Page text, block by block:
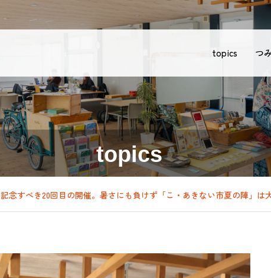
topics つ
topics
記念すべき20回目の開催。暑さにも負けず「こ・あきない市夏の陣」は